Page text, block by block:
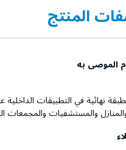
المنتج
الموصى به
نهائية في التطبيقات الداخلية
والمستشفيات والمجمعات